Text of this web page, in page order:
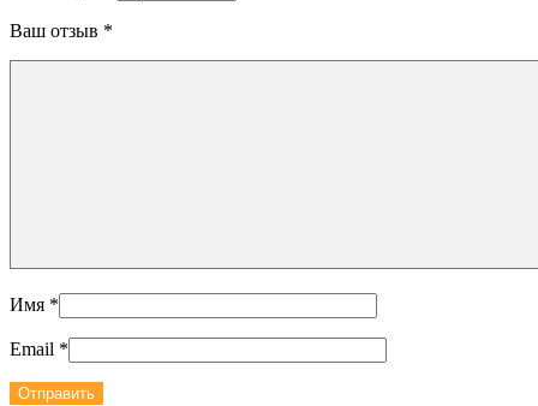
Ваш отзыв *
Имя *
Email *